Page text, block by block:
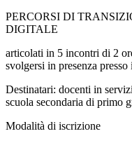
PERCORSI DI
DIGITALE
articolati in 5 incontri di 2
svolgersi in presenza
Destinatari: docenti in
scuola secondaria di primo
Modalità di iscrizione